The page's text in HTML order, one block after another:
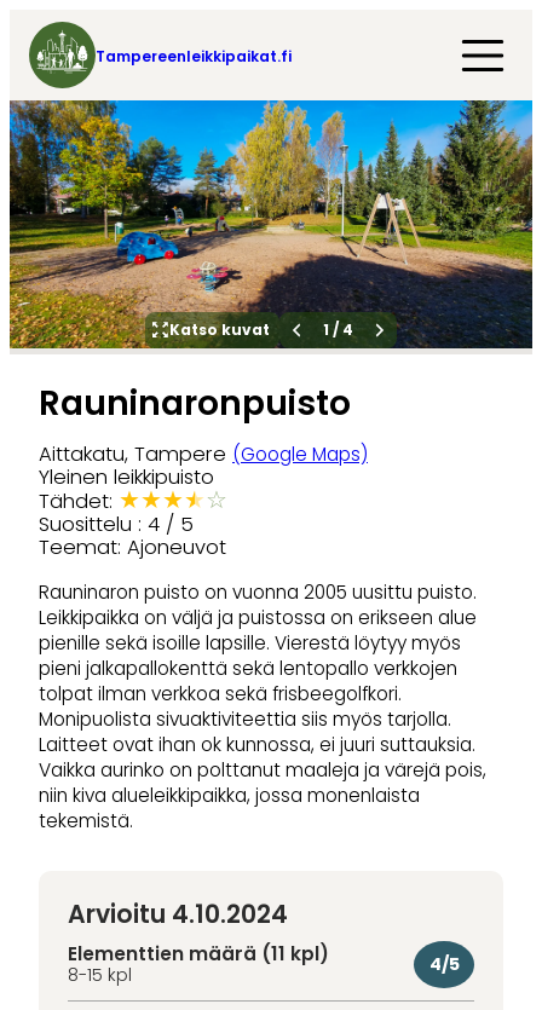
Tampereenleikkipaikat.fi
Katso kuvat 1/ 4
Rauninaronpuisto
Aittakatu, Tampere (Google Maps)
Yleinen leikkipuisto
Tähdet: ★★★★☆
Suosittelu : 4 / 5
Teemat: Ajoneuvot
Rauninaron puisto on vuonna 2005 uusittu puisto.
Leikkipaikka on väljä ja puistossa on erikseen alue
pienille sekä isoille lapsille. Vierestä löytyy myös
pieni jalkapallokenttä sekä lentopallo verkkojen
tolpat ilman verkkoa sekä frisbeegolfkori.
Monipuolista sivuaktiviteettia siis myös tarjolla.
Laitteet ovat ihan ok kunnossa, ei juuri suttauksia.
Vaikka aurinko on polttanut maaleja ja värejä pois,
niin kiva alueleikkipaikka, jossa monenlaista
tekemistä.
Arvioitu 4.10.2024
Elementtien määrä (11 kpl)
8-15 kpl 4/5